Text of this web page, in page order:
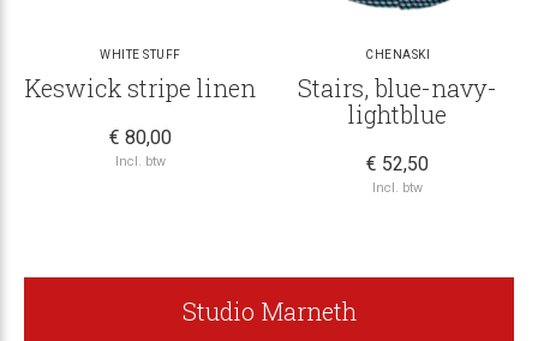
WHITE STUFF
Keswick stripe linen
€ 80,00
Incl. btw
CHENASKI
Stairs, blue-navy-
lightblue
€ 52,50
Incl. btw
Studio Marneth